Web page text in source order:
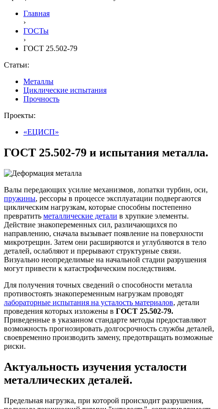
Главная
›
ГОСТы
›
ГОСТ 25.502-79
Статьи:
Металлы
Циклические испытания
Прочность
Проекты:
«ЕЦИСП»
ГОСТ 25.502-79 и испытания металла.
Валы передающих усилие механизмов, лопатки турбин, оси,
пружины, рессоры в процессе эксплуатации подвергаются
циклическим нагрузкам, которые способны постепенно
превратить металлические детали в хрупкие элементы.
Действие знакопеременных сил, различающихся по
направлению, сначала вызывает появление на поверхности
микротрещин. Затем они расширяются и углубляются в тело
деталей, ослабляют и прерывают структурные связи.
Визуально неопределимые на начальной стадии разрушения
могут привести к катастрофическим последствиям.
Для получения точных сведений о способности металла
противостоять знакопеременным нагрузкам проводят
лабораторные испытания на усталость материалов, детали
проведения которых изложены в ГОСТ 25.502-79.
Приведенные в указанном стандарте методы предоставляют
возможность прогнозировать долгосрочность службы деталей,
своевременно производить замену, предотвращать возможные
риски.
Актуальность изучения усталости
металлических деталей.
Предельная нагрузка, при которой происходит разрушения,